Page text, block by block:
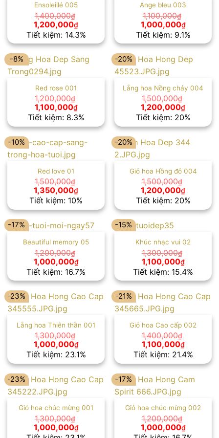
Ensoleillé 005
1,400,000₫
Giá
gốc
là:
1,400,000₫.
1,200,000₫Giá
hiện
tại
là:
1,200,000₫.
Tiết kiệm: 14.3%
Ange bleu 003
1,100,000₫
Giá
gốc
là:
1,100,000₫.
1,000,000₫Giá
hiện
tại
là:
Tiết kiệm: 9.1%
-8%
Red rose 001
1,200,000₫
Giá
gốc
là:
1,200,000₫.
1,100,000₫Giá
hiện
tại
là:
1,100,000₫.
Tiết kiệm: 8.3%
-20%
Lẵng hoa Nồng cháy 004
1,500,000₫
Giá
gốc
là:
1,500,000₫.
1,200,000₫Giá
hiện
tại
là:
Tiết kiệm: 20%
-10%
Red love 01
1,500,000₫
Giá
gốc
là:
1,500,000₫.
1,350,000₫Giá
hiện
tại
là:
1,350,000₫.
Tiết kiệm: 10%
-20%
Giỏ hoa Hồng đỏ 004
1,500,000₫
Giá
gốc
là:
1,500,000₫.
1,200,000₫Giá
hiện
tại
là:
Tiết kiệm: 20%
-17%
Beautiful memory 05
1,200,000₫
Giá
gốc
là:
1,200,000₫.
1,000,000₫Giá
hiện
tại
là:
1,000,000₫.
Tiết kiệm: 16.7%
-15%
Khúc nhạc vui 02
1,300,000₫
Giá
gốc
là:
1,300,000₫.
1,100,000₫Giá
hiện
tại
là:
Tiết kiệm: 15.4%
-23%
Lẵng hoa Thiên thần 001
1,300,000₫
Giá
gốc
là:
1,300,000₫.
1,000,000₫Giá
hiện
tại
là:
1,000,000₫.
Tiết kiệm: 23.1%
-21%
Giỏ hoa Cao cấp 002
1,400,000₫
Giá
gốc
là:
1,400,000₫.
1,100,000₫Giá
hiện
tại
là:
Tiết kiệm: 21.4%
-23%
Giỏ hoa chúc mừng 001
1,300,000₫
Giá
gốc
1,000,000₫Giá
hiện
-17%
Giỏ hoa chúc mừng 002
1,200,000₫
Giá
gốc
1,000,000₫Giá
hiện